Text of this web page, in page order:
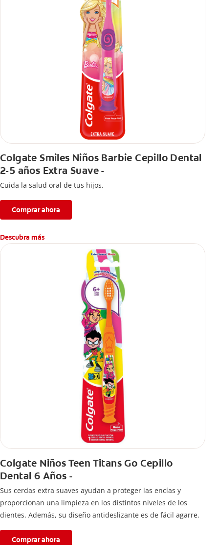
Colgate Smiles Niños Barbie Cepillo Dental
2-5 años Extra Suave -
Cuida la salud oral de tus hijos.
Comprar ahora
Descubra más
Colgate Niños Teen Titans Go Cepillo
Dental 6 Años -
Sus cerdas extra suaves ayudan a proteger las encías y
proporcionan una limpieza en los distintos niveles de los
dientes. Además, su diseño antideslizante es de fácil agarre.
Comprar ahora